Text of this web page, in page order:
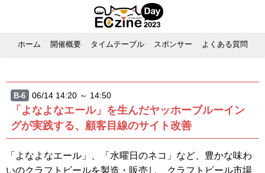
ホーム 開催概要 タイムテーブル スポンサー よくある質問
B-6 06/14 14:20 ～ 14:50
「よなよなエール」を生んだヤッホーブルーイン
グが実践する、顧客目線のサイト改善
「よなよなエール」、「水曜日のネコ」など、豊かな味わ
いのクラフトビールを製造・販売し、クラフトビール市場